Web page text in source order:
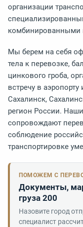
организации
комбинированными
Мы берем на себя
тела к перевозке,
цинкового гроба,
встречу в
Сахалинск,
регион России.
сопровождают
соблюдение
транспортировке
ПОМОЖЕМ С
Документы,
груза 200
Назовите город
специалист